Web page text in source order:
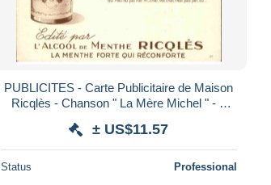
PUBLICITES - Carte Publicitaire de Maison
Ricqlès - Chanson " La Mère Michel " - L
± US$11.57
Status Professional